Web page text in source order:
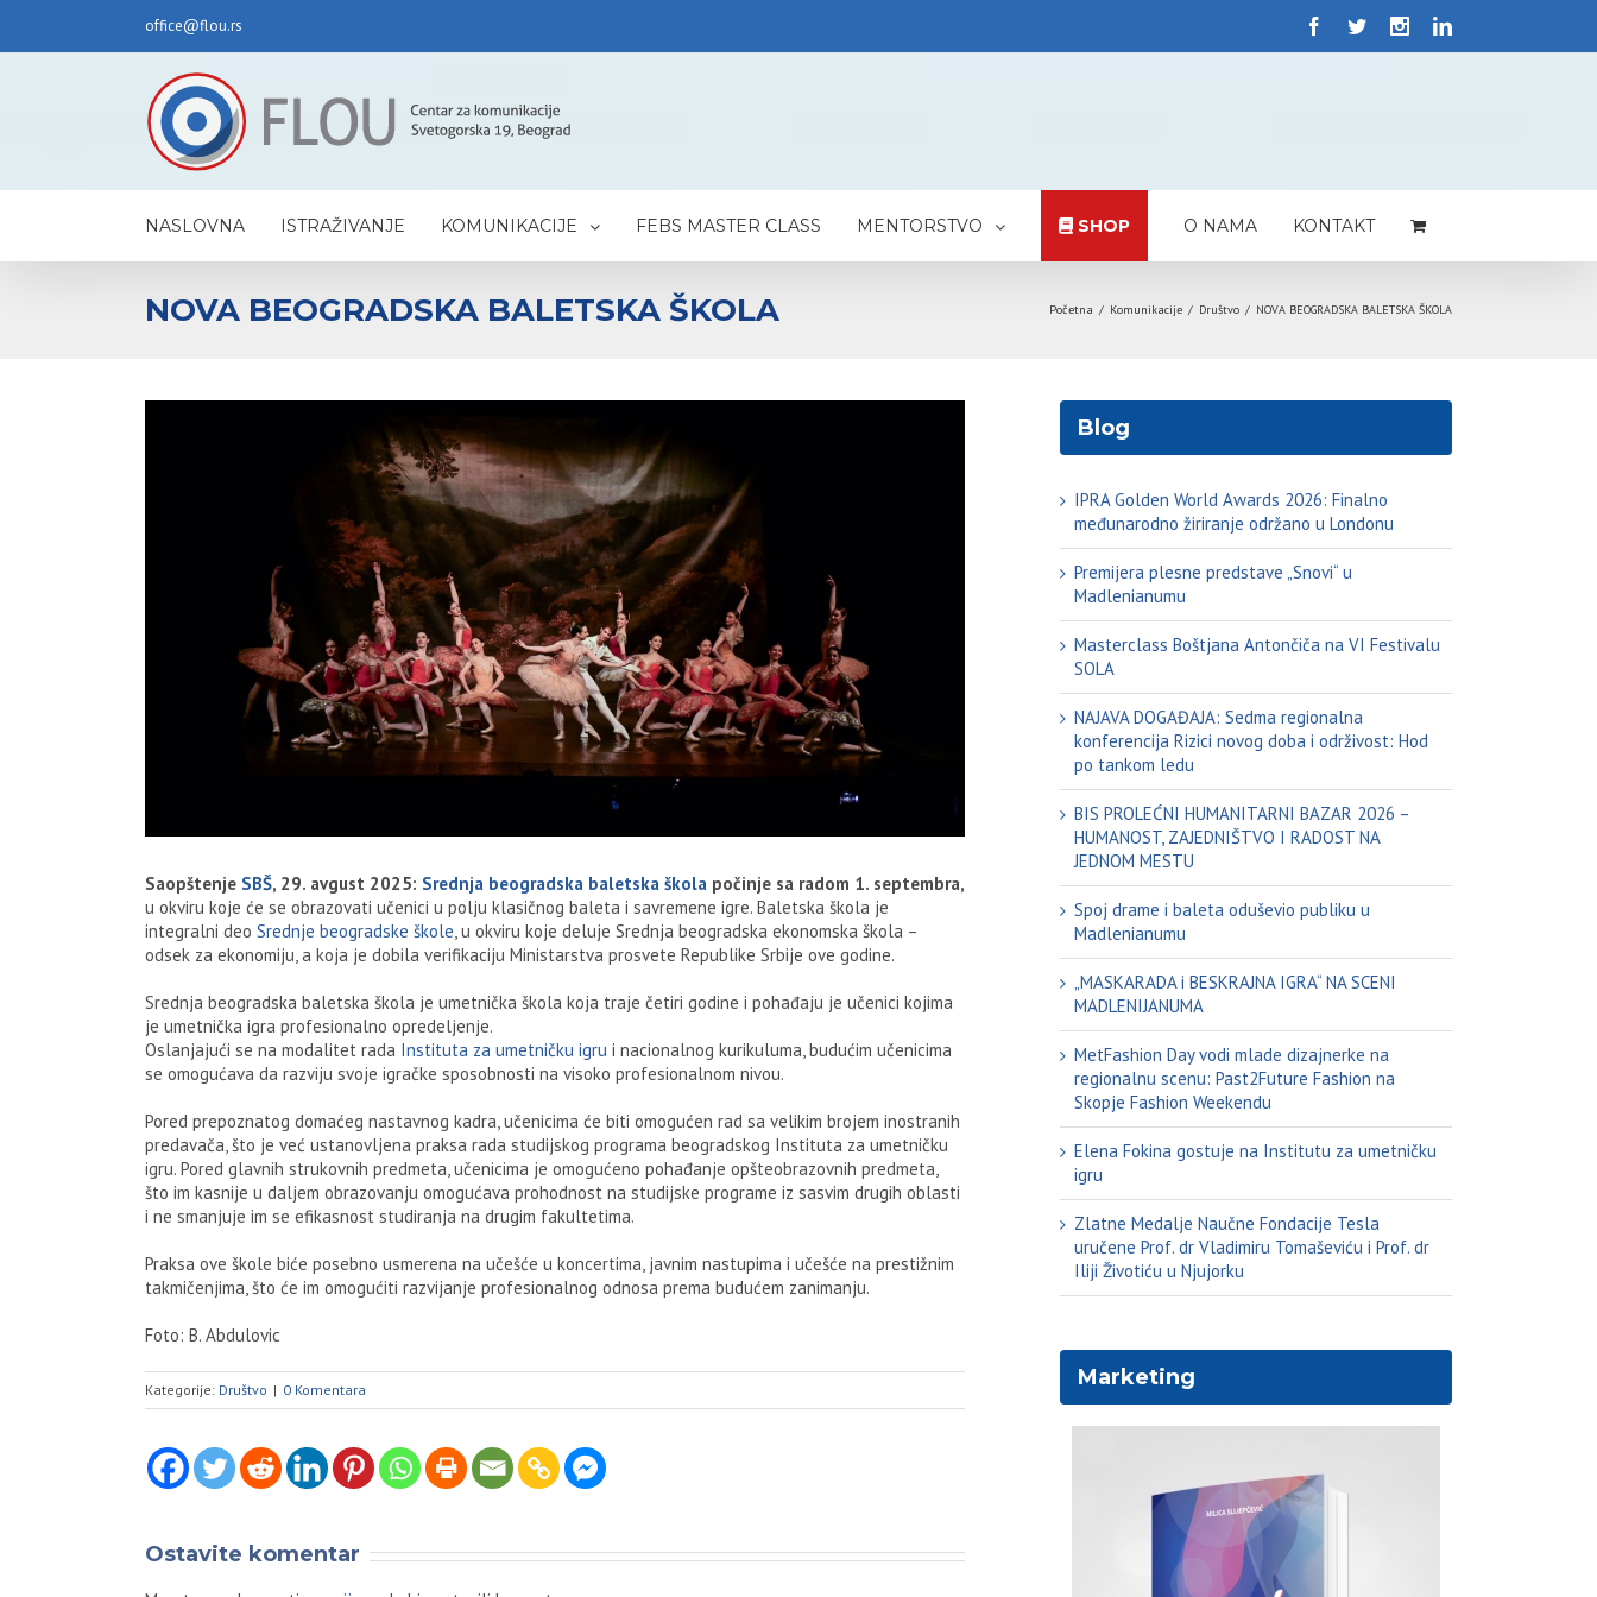
office@flou.rs
NASLOVNA ISTRAŽIVANJE KOMUNIKACIJE FEBS MASTER CLASS MENTORSTVO SHOP O NAMA KONTAKT
NOVA BEOGRADSKA BALETSKA ŠKOLA Početna / Komunikacije / Društvo / NOVA BEOGRADSKA BALETSKA ŠKOLA
Saopštenje SBŠ, 29. avgust 2025: Srednja beogradska baletska škola počinje sa radom 1. septembra,
u okviru koje će se obrazovati učenici u polju klasičnog baleta i savremene igre. Baletska škola je
integralni deo Srednje beogradske škole, u okviru koje deluje Srednja beogradska ekonomska škola –
odsek za ekonomiju, a koja je dobila verifikaciju Ministarstva prosvete Republike Srbije ove godine.
Srednja beogradska baletska škola je umetnička škola koja traje četiri godine i pohađaju je učenici kojima
je umetnička igra profesionalno opredeljenje.
Oslanjajući se na modalitet rada Instituta za umetničku igru i nacionalnog kurikuluma, budućim učenicima
se omogućava da razviju svoje igračke sposobnosti na visoko profesionalnom nivou.
Pored prepoznatog domaćeg nastavnog kadra, učenicima će biti omogućen rad sa velikim brojem inostranih
predavača, što je već ustanovljena praksa rada studijskog programa beogradskog Instituta za umetničku
igru. Pored glavnih strukovnih predmeta, učenicima je omogućeno pohađanje opšteobrazovnih predmeta,
što im kasnije u daljem obrazovanju omogućava prohodnost na studijske programe iz sasvim drugih oblasti
i ne smanjuje im se efikasnost studiranja na drugim fakultetima.
Praksa ove škole biće posebno usmerena na učešće u koncertima, javnim nastupima i učešće na prestižnim
takmičenjima, što će im omogućiti razvijanje profesionalnog odnosa prema budućem zanimanju.
Foto: B. Abdulovic
Kategorije: Društvo | 0 Komentara
Ostavite komentar
Blog
IPRA Golden World Awards 2026: Finalno
međunarodno žiriranje održano u Londonu
Premijera plesne predstave „Snovi“ u
Madlenianumu
Masterclass Boštjana Antončiča na VI Festivalu
SOLA
NAJAVA DOGAĐAJA: Sedma regionalna
konferencija Rizici novog doba i održivost: Hod
po tankom ledu
BIS PROLEĆNI HUMANITARNI BAZAR 2026 –
HUMANOST, ZAJEDNIŠTVO I RADOST NA
JEDNOM MESTU
Spoj drame i baleta oduševio publiku u
Madlenianumu
„MASKARADA i BESKRAJNA IGRA“ NA SCENI
MADLENIJANUMA
MetFashion Day vodi mlade dizajnerke na
regionalnu scenu: Past2Future Fashion na
Skopje Fashion Weekendu
Elena Fokina gostuje na Institutu za umetničku
igru
Zlatne Medalje Naučne Fondacije Tesla
uručene Prof. dr Vladimiru Tomaševiću i Prof. dr
Iliji Životiću u Njujorku
Marketing